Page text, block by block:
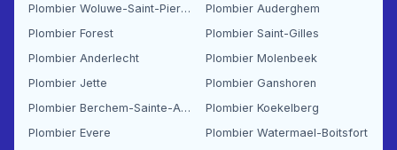
Plombier Woluwe-Saint-Pierre
Plombier Auderghem
Plombier Forest
Plombier Saint-Gilles
Plombier Anderlecht
Plombier Molenbeek
Plombier Jette
Plombier Ganshoren
Plombier Berchem-Sainte-Agathe
Plombier Koekelberg
Plombier Evere
Plombier Watermael-Boitsfort